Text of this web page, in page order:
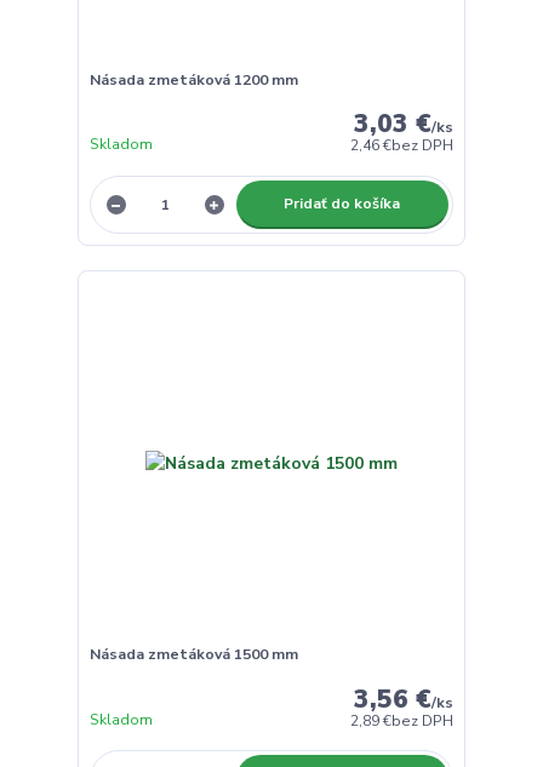
Násada zmetáková 1200 mm
3,03 €/ks
2,46 €bez DPH
Skladom
Pridať do košíka
Násada zmetáková 1500 mm
3,56 €/ks
2,89 €bez DPH
Skladom